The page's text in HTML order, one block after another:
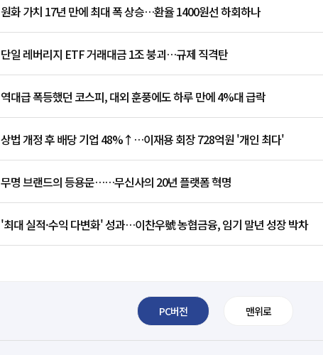
원화 가치 17년 만에 최대 폭 상승…환율 1400원선 하회하나
단일 레버리지 ETF 거래대금 1조 붕괴…규제 직격탄
역대급 폭등했던 코스피, 대외 훈풍에도 하루 만에 4%대 급락
상법 개정 후 배당 기업 48%↑…이재용 회장 728억원 '개인 최다'
무명 브랜드의 등용문……무신사의 20년 플랫폼 혁명
'최대 실적·수익 다변화' 성과…이찬우號 농협금융, 임기 말년 성장 박차
PC버전 맨위로